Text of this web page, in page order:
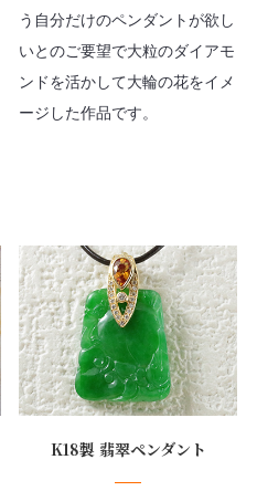
う自分だけのペンダントが欲し
いとのご要望で大粒のダイアモ
ンドを活かして大輪の花をイメ
ージした作品です。
K18製 翡翠ペンダント